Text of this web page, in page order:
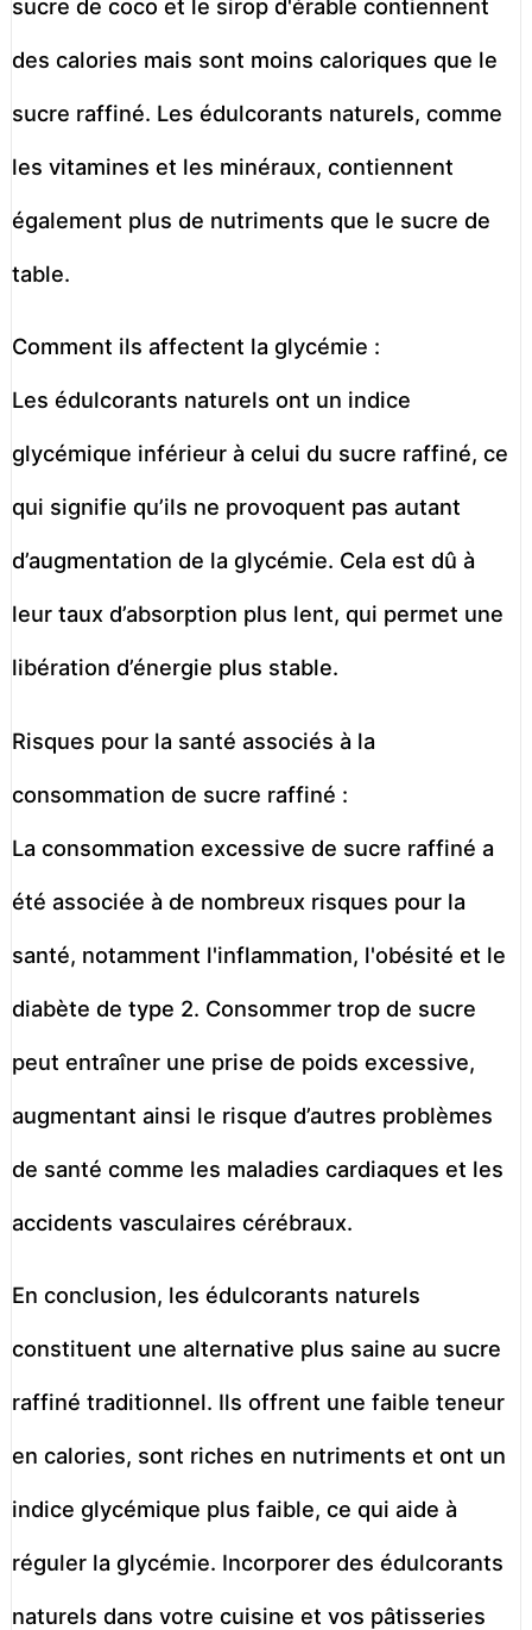
sucre de coco et le sirop d'érable contiennent
des calories mais sont moins caloriques que le
sucre raffiné. Les édulcorants naturels, comme
les vitamines et les minéraux, contiennent
également plus de nutriments que le sucre de
table.
Comment ils affectent la glycémie :
Les édulcorants naturels ont un indice
glycémique inférieur à celui du sucre raffiné, ce
qui signifie qu’ils ne provoquent pas autant
d’augmentation de la glycémie. Cela est dû à
leur taux d’absorption plus lent, qui permet une
libération d’énergie plus stable.
Risques pour la santé associés à la
consommation de sucre raffiné :
La consommation excessive de sucre raffiné a
été associée à de nombreux risques pour la
santé, notamment l'inflammation, l'obésité et le
diabète de type 2. Consommer trop de sucre
peut entraîner une prise de poids excessive,
augmentant ainsi le risque d’autres problèmes
de santé comme les maladies cardiaques et les
accidents vasculaires cérébraux.
En conclusion, les édulcorants naturels
constituent une alternative plus saine au sucre
raffiné traditionnel. Ils offrent une faible teneur
en calories, sont riches en nutriments et ont un
indice glycémique plus faible, ce qui aide à
réguler la glycémie. Incorporer des édulcorants
naturels dans votre cuisine et vos pâtisseries